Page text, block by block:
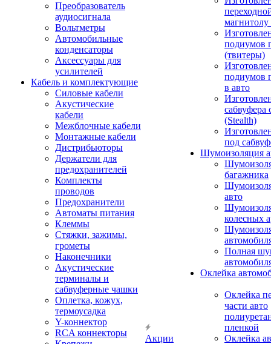
Преобразователь
аудиосигнала
Вольтметры
Автомобильные
конденсаторы
Аксессуары для
усилителей
Кабель и комплектующие
Силовые кабели
Акустические
кабели
Межблочные кабели
Монтажные кабели
Дистрибьюторы
Держатели для
предохранителей
Комплекты
проводов
Предохранители
Автоматы питания
Клеммы
Стяжки, зажимы,
грометы
Наконечники
Акустические
терминалы и
сабвуферные чашки
Оплетка, кожух,
термоусадка
Y-коннектор
RCA коннекторы
Акции
подиумов
(твитеры)
подиумов
в авто
сабвуфера
(Stealth)
под
Шумоизоляция
багажника
авто
колесных
Полная
Оклейка
Оклейка
части авто
пленкой
Оклейка